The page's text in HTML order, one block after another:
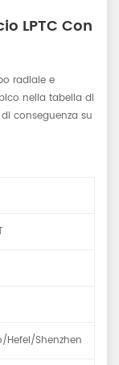
LPTC Con
radiale e
nella tabella di
conseguenza su
Shenzhen